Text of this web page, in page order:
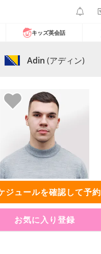
キッズ英会話
Adin (アディン)
ジュールを確認して予約
お気に入り登録